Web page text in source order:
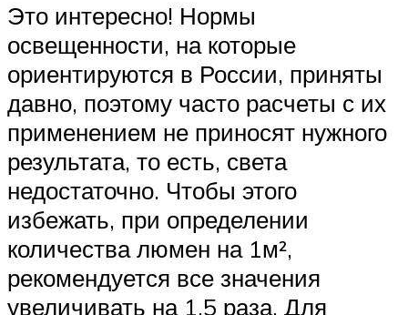
Это интересно! Нормы
освещенности, на которые
ориентируются в России, приняты
давно, поэтому часто расчеты с их
применением не приносят нужного
результата, то есть, света
недостаточно. Чтобы этого
избежать, при определении
количества люмен на 1м²,
рекомендуется все значения
увеличивать на 1.5 раза. Для